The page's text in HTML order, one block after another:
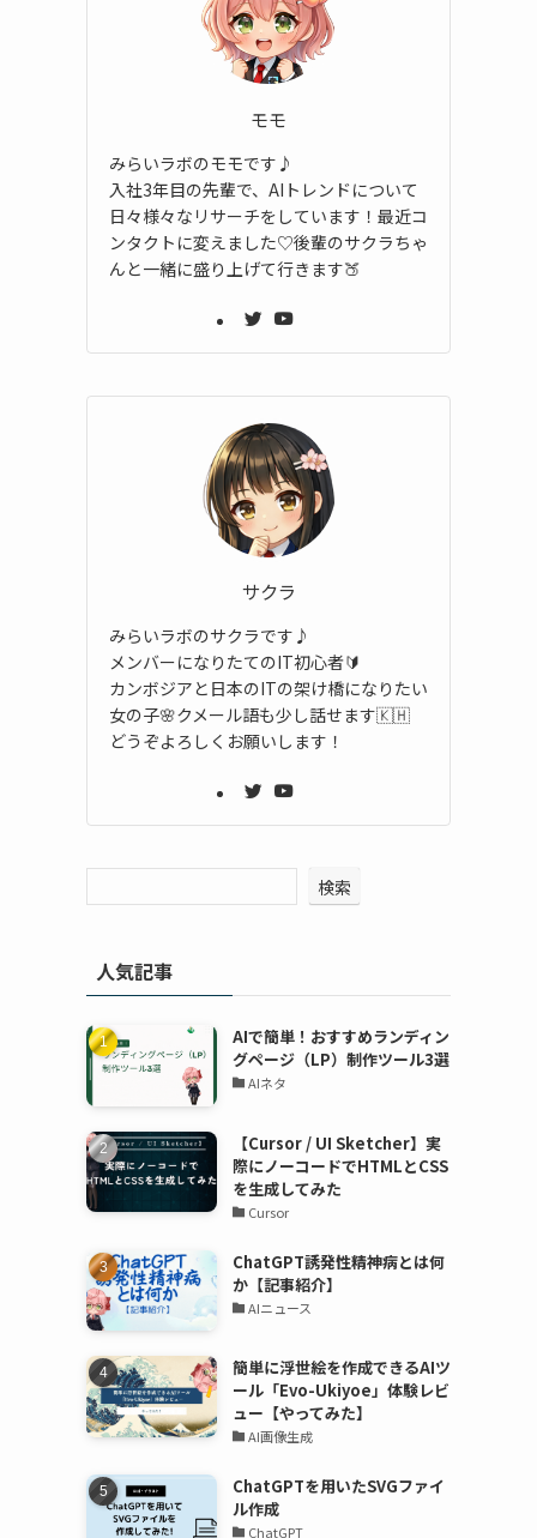
モモ
みらいラボのモモです♪
入社3年目の先輩で、AIトレンドについて
日々様々なリサーチをしています！最近コ
ンタクトに変えました♡後輩のサクラちゃ
んと一緒に盛り上げて行きます🍑
サクラ
みらいラボのサクラです♪
メンバーになりたてのIT初心者🔰
カンボジアと日本のITの架け橋になりたい
女の子🌸クメール語も少し話せます🇰🇭
どうぞよろしくお願いします！
検索
人気記事
AIで簡単！おすすめランディン
グページ（LP）制作ツール3選
AIネタ
【Cursor / UI Sketcher】実
際にノーコードでHTMLとCSS
を生成してみた
Cursor
ChatGPT誘発性精神病とは何
か【記事紹介】
AIニュース
簡単に浮世絵を作成できるAIツ
ール「Evo-Ukiyoe」体験レビ
ュー【やってみた】
AI画像生成
ChatGPTを用いたSVGファイ
ル作成
ChatGPT